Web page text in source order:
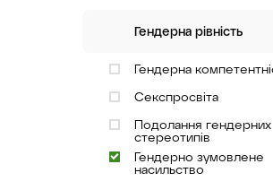
Гендерна рівність
Гендерна
Секспросвіта
Подолання гендерних
стереотипів
Гендерно зумовлене
насильство